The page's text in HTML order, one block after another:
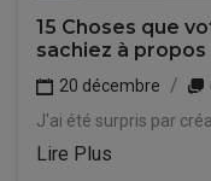
15 Choses que
sachiez à
20 décembre
J'ai été surpris par
Lire Plus